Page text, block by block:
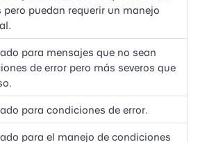
pero puedan requerir un manejo
para mensajes que no sean
de error pero más severos que
para condiciones de error.
para el manejo de condiciones